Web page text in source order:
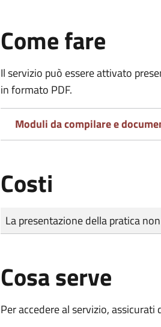
Come fare
Il servizio può essere attivato
in formato PDF.
Moduli da compilare e
Costi
Tipo di pagamento
Importo
La presentazione della pratica
Cosa serve
Per accedere al servizio, assicurati